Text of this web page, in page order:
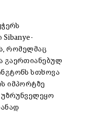
რომელმაც
გაერთიანებულ
სთხოვა
იმპორტზე
უზრუნველეყო